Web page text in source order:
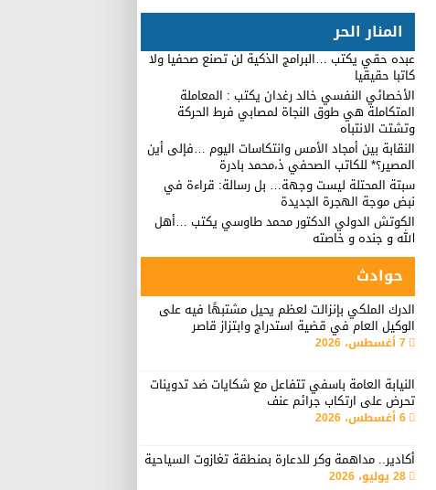
المنار الحر
عبده حقي يكتب …البرامج الذكية لن تصنع صحفيا ولا
كاتبا حقيقيا
الأخصائي النفسي خالد رغدان يكتب : المعاملة
المتكاملة هي طوق النجاة لمصابي فرط الحركة
وتشتت الانتباه
النقابة بين أمجاد الأمس وانتكاسات اليوم …فإلى أين
المصير؟* للكاتب الصحفي ذ،محمد بادرة
سبتة المحتلة ليست وجهة… بل رسالة: قراءة في
نبض موجة الهجرة الجديدة
الكوتش الدولي الدكتور محمد طاوسي يكتب …أهل
الله و جنده و خاصته
حوادث
الدرك الملكي بإنزالت لعظم يحيل مشتبهًا فيه على
الوكيل العام في قضية استدراج وابتزاز قاصر
7 أغسطس، 2026
النيابة العامة باسفي تتفاعل مع شكايات ضد تدوينات
تحرض على ارتكاب جرائم عنف
6 أغسطس، 2026
أكادير.. مداهمة وكر للدعارة بمنطقة تغازوت السياحية
28 يوليو، 2026